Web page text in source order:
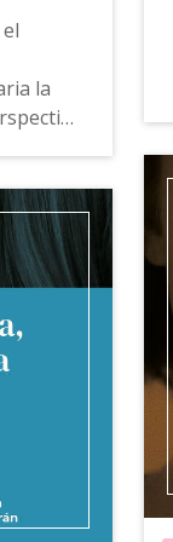
la
del
la
de
de